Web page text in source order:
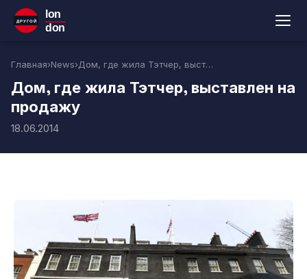
ДРУГОЙ
lon
don
Главная›News› Дом, где жила Тэтчер, выставлен на продажу
Дом, где жила Тэтчер, выставлен на
продажу
18.06.2014